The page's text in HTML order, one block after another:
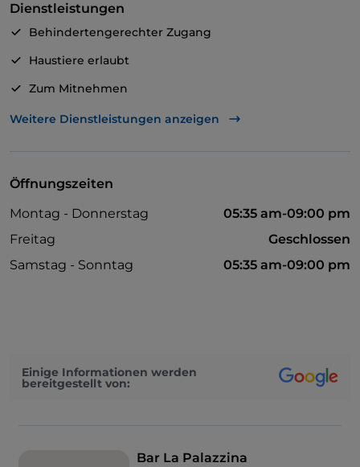
Dienstleistungen
Behindertengerechter Zugang
Haustiere erlaubt
Zum Mitnehmen
Behindertengerechtes Badezimmer
Nichtraucher
Visa
Weitere Dienstleistungen anzeigen
Öffnungszeiten
Montag - Donnerstag
05:35 am-09:00 pm
Freitag
Geschlossen
Samstag - Sonntag
05:35 am-09:00 pm
Einige Informationen werden
bereitgestellt von:
Bar La Palazzina